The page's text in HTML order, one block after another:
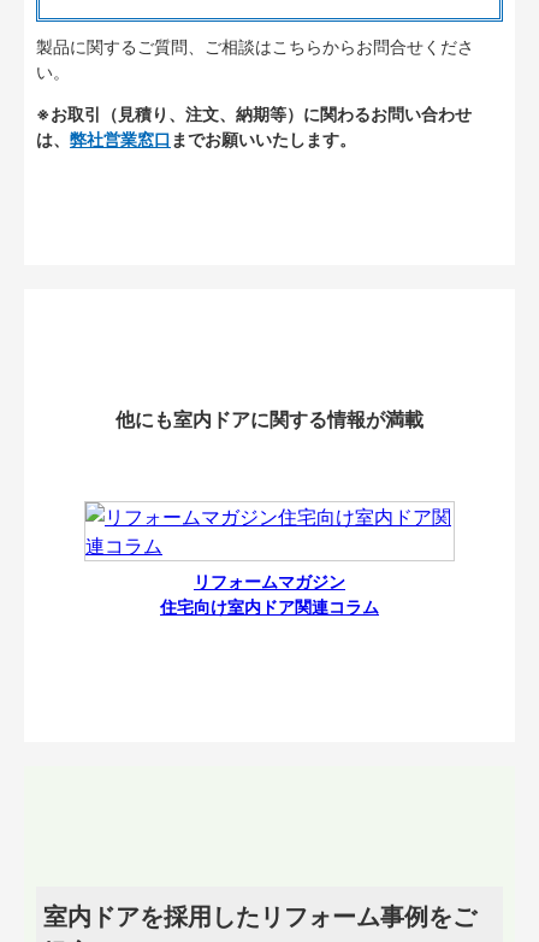
製品に関するご質問、ご相談はこちらからお問合せくださ
い。
※お取引（見積り、注文、納期等）に関わるお問い合わせ
は、 弊社営業窓口 までお願いいたします。
他にも室内ドアに関する情報が満載
リフォームマガジン
住宅向け室内ドア関連コラム
室内ドアを採用したリフォーム事例をご